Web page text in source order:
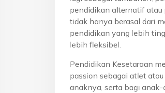
pendidikan alternatif atau
tidak hanya berasal dari
pendidikan yang lebih
lebih fleksibel.
Pendidikan Kesetaraan
passion sebagai atlet
anaknya, serta bagi